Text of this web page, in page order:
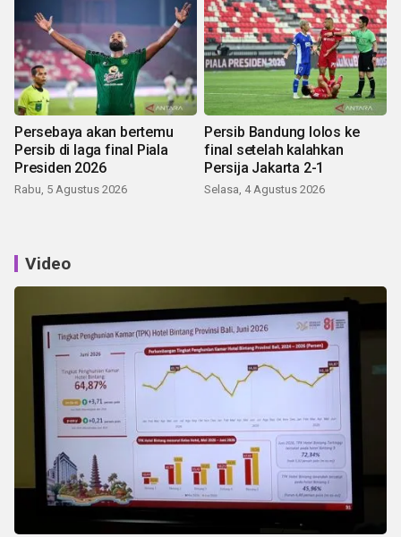
Persebaya akan bertemu
Persib di laga final Piala
Presiden 2026
Rabu, 5 Agustus 2026
Persib Bandung lolos ke
final setelah kalahkan
Persija Jakarta 2-1
Selasa, 4 Agustus 2026
Video